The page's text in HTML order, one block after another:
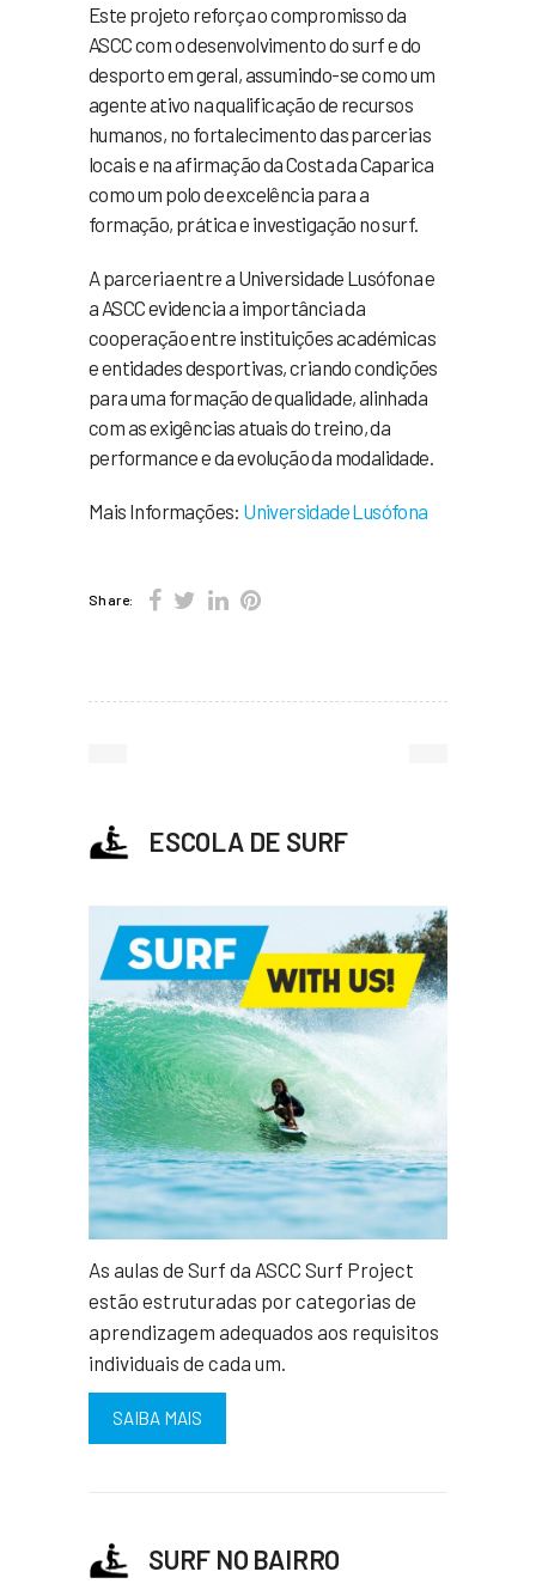
Este projeto reforça o compromisso da
ASCC com o desenvolvimento do surf e do
desporto em geral, assumindo-se como um
agente ativo na qualificação de recursos
humanos, no fortalecimento das parcerias
locais e na afirmação da Costa da Caparica
como um polo de excelência para a
formação, prática e investigação no surf.
A parceria entre a Universidade Lusófona e
a ASCC evidencia a importância da
cooperação entre instituições académicas
e entidades desportivas, criando condições
para uma formação de qualidade, alinhada
com as exigências atuais do treino, da
performance e da evolução da modalidade.
Mais Informações: Universidade Lusófona
Share:
ESCOLA DE SURF
As aulas de Surf da ASCC Surf Project
estão estruturadas por categorias de
aprendizagem adequados aos requisitos
individuais de cada um.
SAIBA MAIS
SURF NO BAIRRO